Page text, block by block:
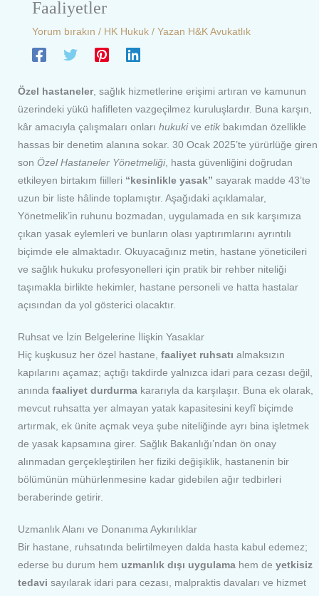
Faaliyetler
Yorum bırakın / HK Hukuk / Yazan H&K Avukatlık
Özel hastaneler, sağlık hizmetlerine erişimi artıran ve kamunun
üzerindeki yükü hafifleten vazgeçilmez kuruluşlardır. Buna karşın,
kâr amacıyla çalışmaları onları hukukive etik bakımdan özellikle
hassas bir denetim alanına sokar. 30 Ocak 2025’te yürürlüğe giren
son Özel Hastaneler Yönetmeliği, hasta güvenliğini doğrudan
etkileyen birtakım fiilleri “kesinlikle yasak” sayarak madde 43’te
uzun bir liste hâlinde toplamıştır. Aşağıdaki açıklamalar,
Yönetmelik’in ruhunu bozmadan, uygulamada en sık karşımıza
çıkan yasak eylemleri ve bunların olası yaptırımlarını ayrıntılı
biçimde ele almaktadır. Okuyacağınız metin, hastane yöneticileri
ve sağlık hukuku profesyonelleri için pratik bir rehber niteliği
taşımakla birlikte hekimler, hastane personeli ve hatta hastalar
açısından da yol gösterici olacaktır.
Ruhsat ve İzin Belgelerine İlişkin Yasaklar
Hiç kuşkusuz her özel hastane, faaliyet ruhsatı almaksızın
kapılarını açamaz; açtığı takdirde yalnızca idari para cezası değil,
anında faaliyet durdurma kararıyla da karşılaşır. Buna ek olarak,
mevcut ruhsatta yer almayan yatak kapasitesini keyfî biçimde
artırmak, ek ünite açmak veya şube niteliğinde ayrı bina işletmek
de yasak kapsamına girer. Sağlık Bakanlığı’ndan ön onay
alınmadan gerçekleştirilen her fiziki değişiklik, hastanenin bir
bölümünün mühürlenmesine kadar gidebilen ağır tedbirleri
beraberinde getirir.
Uzmanlık Alanı ve Donanıma Aykırılıklar
Bir hastane, ruhsatında belirtilmeyen dalda hasta kabul edemez;
ederse bu durum hem uzmanlık dışı uygulama hem de yetkisiz
tedavi sayılarak idari para cezası, malpraktis davaları ve hizmet